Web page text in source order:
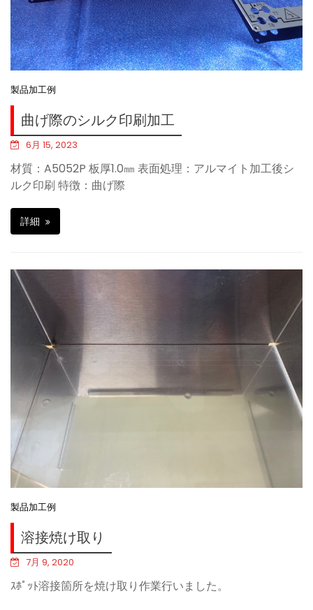
製品加工例
曲げ際のシルク印刷加工
6月 15, 2023
材質：A5052P 板厚1.0㎜ 表面処理：アルマイト加工後シ
ルク印刷 特徴：曲げ際
詳細
製品加工例
溶接焼け取り
7月 9, 2020
ｽﾎﾟｯﾄ溶接箇所を焼け取り作業行いました。